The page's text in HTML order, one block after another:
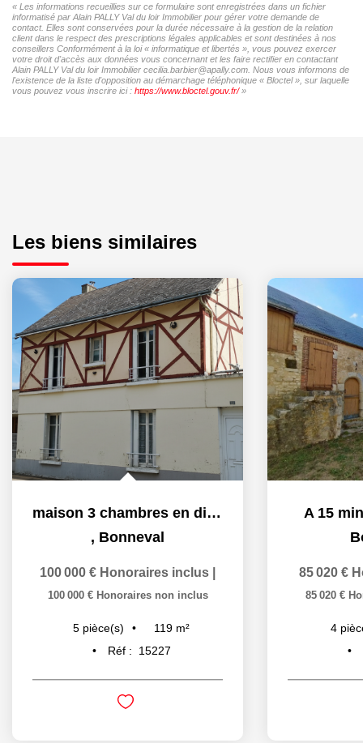
« Les informations recueillies sur ce formulaire sont enregistrées dans un fichier
informatisé par Alain PALLY Val du loir Immobilier pour gérer votre demande de
contact. Elles sont conservées pour la durée nécessaire à la gestion de la relation
client dans le respect des prescriptions légales applicables et sont destinées à nos
conseillers Conformément à la loi « informatique et libertés », vous pouvez exercer
votre droit d'accès aux données vous concernant et les faire rectifier en contactant
Alain PALLY Val du loir Immobilier cecilia.barbier@apally.com. Nous vous informons de
l'existence de la liste d'opposition au démarchage téléphonique « Bloctel », sur laquelle
vous pouvez vous inscrire ici : https://www.bloctel.gouv.fr/»
Les biens similaires
maison 3 chambres en direction d'Allaines
, Bonneval
100 000 € Honoraires inclus
100 000 € Honoraires non inclus
5 pièce(s) 119 m²
Réf :
15227
A 15
85 020 €
85 020 €
4